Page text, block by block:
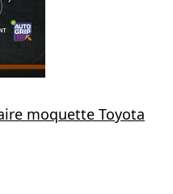
moquette Toyota